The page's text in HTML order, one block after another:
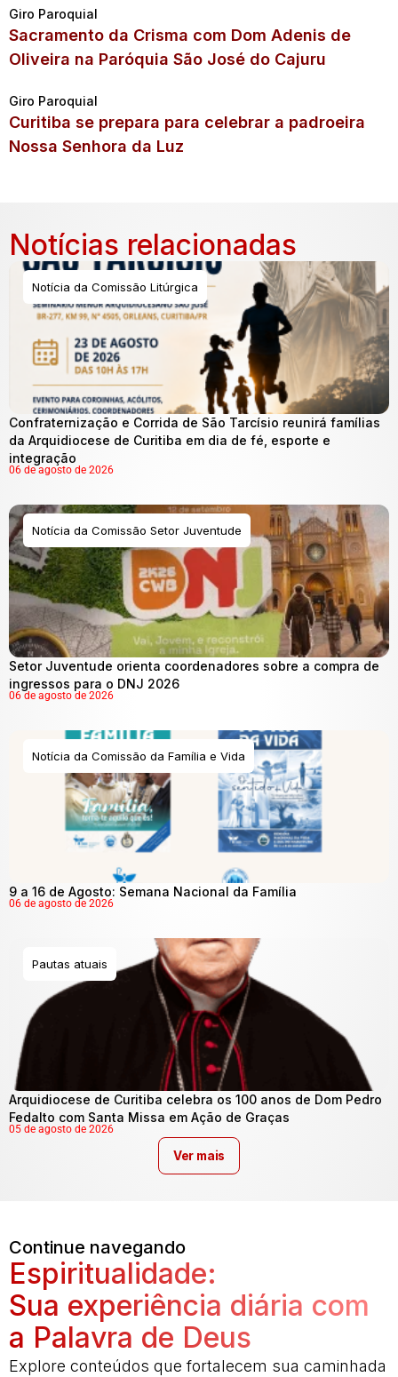
Giro Paroquial
Sacramento da Crisma com Dom Adenis de
Oliveira na Paróquia São José do Cajuru
Giro Paroquial
Curitiba se prepara para celebrar a padroeira
Nossa Senhora da Luz
Notícias relacionadas
Notícia da Comissão Litúrgica
Confraternização e Corrida de São Tarcísio reunirá famílias
da Arquidiocese de Curitiba em dia de fé, esporte e
integração
06 de agosto de 2026
Notícia da Comissão Setor Juventude
Setor Juventude orienta coordenadores sobre a compra de
ingressos para o DNJ 2026
06 de agosto de 2026
Notícia da Comissão da Família e Vida
9 a 16 de Agosto: Semana Nacional da Família
06 de agosto de 2026
Pautas atuais
Arquidiocese de Curitiba celebra os 100 anos de Dom Pedro
Fedalto com Santa Missa em Ação de Graças
05 de agosto de 2026
Ver mais
Continue navegando
Espiritualidade:
Sua experiência diária com
a Palavra de Deus
Explore conteúdos que fortalecem sua caminhada